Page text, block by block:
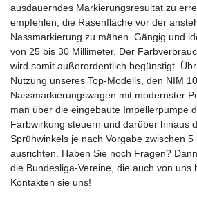
ausdauerndes Markierungsresultat zu
empfehlen, die Rasenfläche vor der
Nassmarkierung zu mähen. Gängig und
von 25 bis 30 Millimeter. Der
wird somit außerordentlich begünstigt.
Nutzung unseres Top-Modells, den NIM
Nassmarkierungswagen mit modernster
man über die eingebaute Impellerpumpe
Farbwirkung steuern und darüber hinaus
Sprühwinkels je nach Vorgabe zwischen
ausrichten. Haben Sie noch Fragen?
die Bundesliga-Vereine, die auch von uns
Kontakten sie uns!